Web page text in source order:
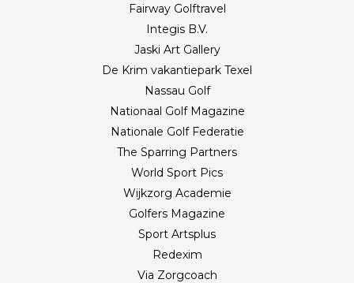
Fairway Golftravel
Integis B.V.
Jaski Art Gallery
De Krim vakantiepark Texel
Nassau Golf
Nationaal Golf Magazine
Nationale Golf Federatie
The Sparring Partners
World Sport Pics
Wijkzorg Academie
Golfers Magazine
Sport Artsplus
Redexim
Via Zorgcoach